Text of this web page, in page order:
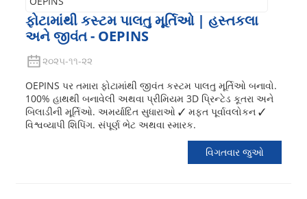
ફોટામાંથી કસ્ટમ પાલતુ મૂર્તિઓ | હસ્તકલા
અને જીવંત - OEPINS
૨૦૨૫-૧૧-૨૨
OEPINS પર તમારા ફોટામાંથી જીવંત કસ્ટમ પાલતુ મૂર્તિઓ બનાવો.
100% હાથથી બનાવેલી અથવા પ્રીમિયમ 3D પ્રિન્ટેડ કૂતરા અને
બિલાડીની મૂર્તિઓ. અમર્યાદિત સુધારાઓ ✓ મફત પૂર્વાવલોકન ✓
વિશ્વવ્યાપી શિપિંગ. સંપૂર્ણ ભેટ અથવા સ્મારક.
વિગતવાર જુઓ